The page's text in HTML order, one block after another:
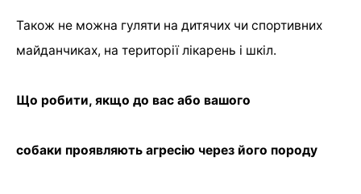
Також не можна гуляти на дитячих чи спортивних
майданчиках, на території лікарень і шкіл.
Що робити, якщо до вас або вашого
собаки проявляють агресію через його породу